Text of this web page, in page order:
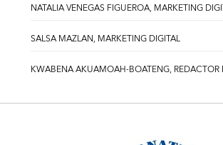
NATALIA VENEGAS FIGUEROA, MARKETING
SALSA MAZLAN, MARKETING DIGITAL
KWABENA AKUAMOAH-BOATENG, REDACTOR